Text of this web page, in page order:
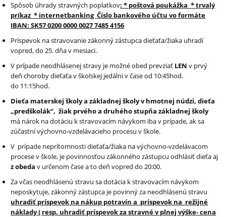
Spôsob úhrady stravných poplatkov: * poštová poukážka * trvalý
príkaz * internetbanking Číslo bankového účtu vo formáte
IBAN: SK57 0200 0000 0027 7485 4156
Príspevok na stravovanie zákonný zástupca dieťaťa/žiaka uhradí
vopred, do 25. dňa v mesiaci.
V prípade neodhlásenej stravy je možné obed prevziať LEN v prvý
deň choroby dieťaťa v školskej jedálni v čase od 10:45hod.
do 11:15hod.
Dieťa materskej školy a základnej školy v hmotnej núdzi, dieťa
„predškolák“, žiak prvého a druhého stupňa základnej školy
má nárok na dotáciu k stravovacím návykom iba v prípade, ak sa
zúčastní výchovno-vzdelávacieho procesu v škole.
V prípade neprítomnosti dieťaťa/žiaka na výchovno-vzdelávacom
procese v škole, je povinnosťou zákonného zástupcu odhlásiť dieťa aj
z obeda v určenom čase a to deň vopred do 20:00.
Za včas neodhlásenú stravu sa dotácia k stravovacím návykom
neposkytuje, zákonný zástupca je povinný za neodhlásenú stravu
uhradiť príspevok na nákup potravín a príspevok na režijné
náklady ( resp. uhradiť príspevok za stravné v plnej výške- cena